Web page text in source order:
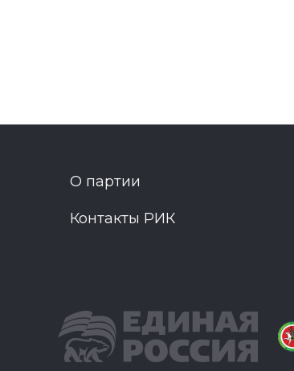
О партии
Контакты РИК